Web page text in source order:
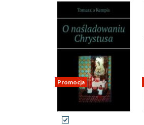
Promocja